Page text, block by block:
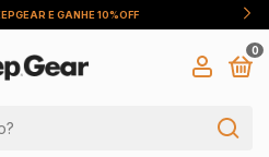
E GANHE 10%OFF
0